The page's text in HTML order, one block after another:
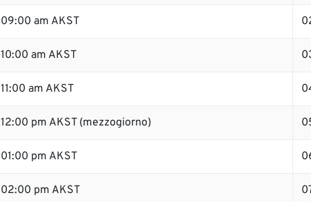
09:00 am AKST
10:00 am AKST
11:00 am AKST
12:00 pm AKST (mezzogiorno)
01:00 pm AKST
02:00 pm AKST